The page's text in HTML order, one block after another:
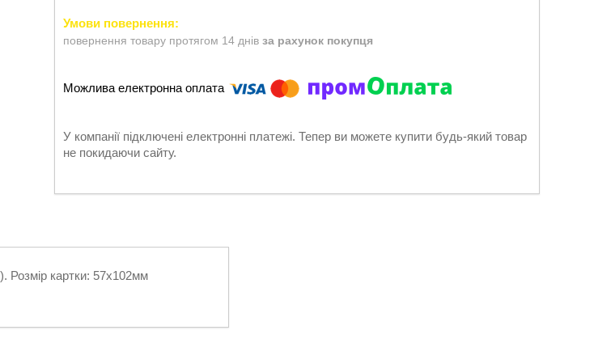
повернення товару протягом 14 днів за рахунок покупця
У компанії підключені електронні платежі. Тепер ви можете купити будь-який товар
не покидаючи сайту.
Розмір картки: 57х102мм